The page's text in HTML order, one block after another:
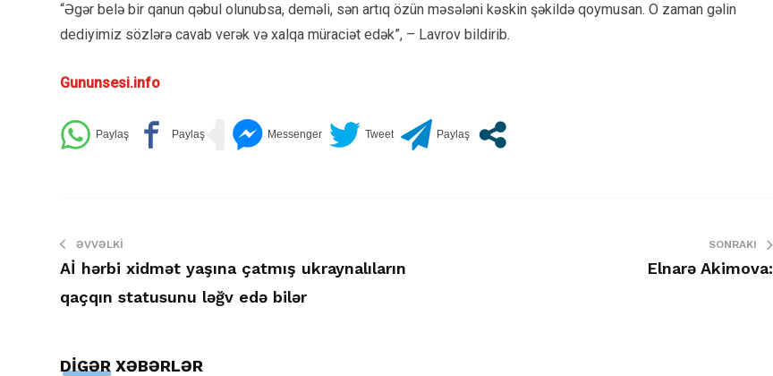
“Əgər belə bir qanun qəbul olunubsa, deməli, sən artıq özün məsələni kəskin şəkildə qoymusan. O zaman gəlin
dediyimiz sözlərə cavab verək və xalqa müraciət edək”, – Lavrov bildirib.
Gununsesi.info
ƏVVƏLKI
Aİ hərbi xidmət yaşına çatmış ukraynalıların
qaçqın statusunu ləğv edə bilər
SONRAKI
Elnarə Akimova:
DİGƏR XƏBƏRLƏR